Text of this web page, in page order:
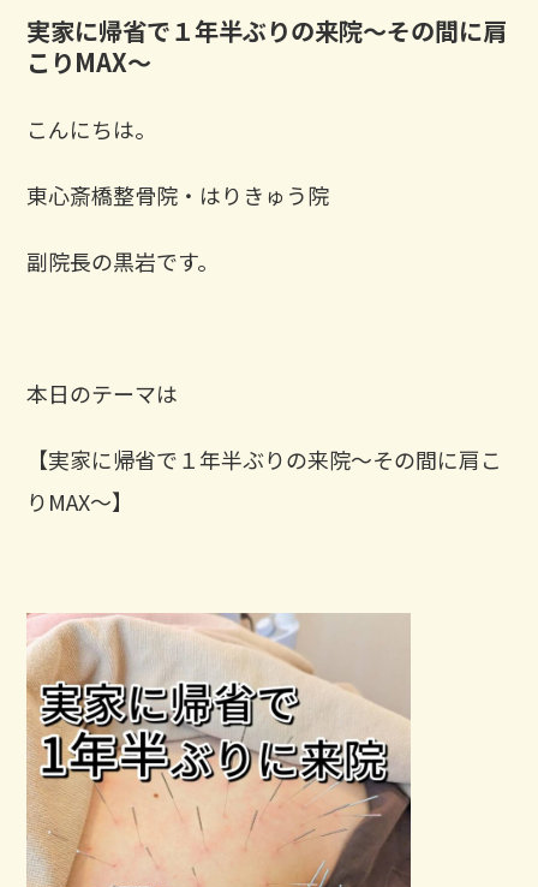
実家に帰省で１年半ぶりの来院～その間に肩
こりMAX～
こんにちは。
東心斎橋整骨院・はりきゅう院
副院長の黒岩です。
本日のテーマは
【実家に帰省で１年半ぶりの来院～その間に肩こ
りMAX～】